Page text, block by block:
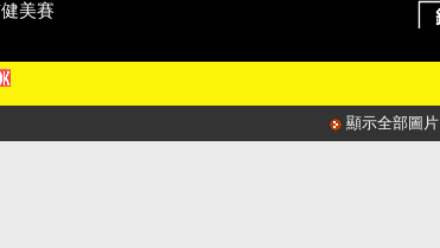
美賽
顯示全部圖片